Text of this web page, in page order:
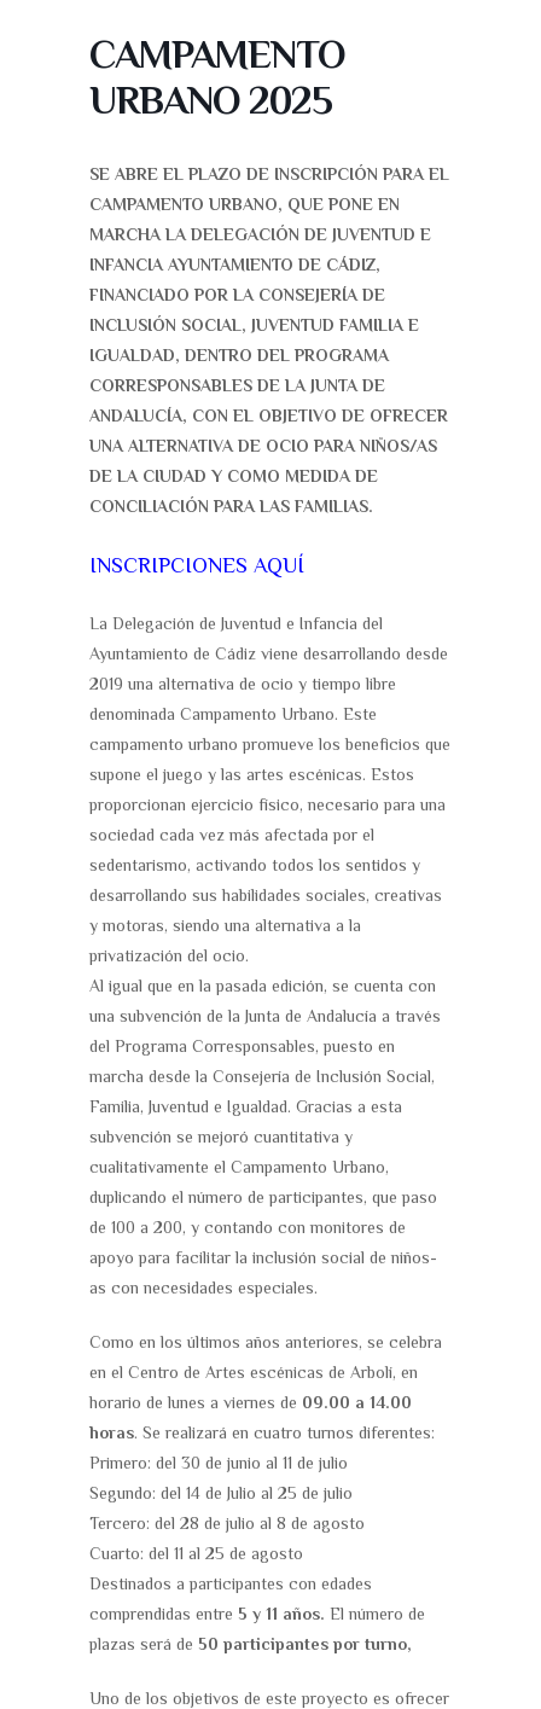
CAMPAMENTO
URBANO 2025
SE ABRE EL PLAZO DE INSCRIPCIÓN PARA EL
CAMPAMENTO URBANO, QUE PONE EN
MARCHA LA DELEGACIÓN DE JUVENTUD E
INFANCIA AYUNTAMIENTO DE CÁDIZ,
FINANCIADO POR LA CONSEJERÍA DE
INCLUSIÓN SOCIAL, JUVENTUD FAMILIA E
IGUALDAD, DENTRO DEL PROGRAMA
CORRESPONSABLES DE LA JUNTA DE
ANDALUCÍA, CON EL OBJETIVO DE OFRECER
UNA ALTERNATIVA DE OCIO PARA NIÑOS/AS
DE LA CIUDAD Y COMO MEDIDA DE
CONCILIACIÓN PARA LAS FAMILIAS.
INSCRIPCIONES AQUÍ
La Delegación de Juventud e Infancia del
Ayuntamiento de Cádiz viene desarrollando desde
2019 una alternativa de ocio y tiempo libre
denominada Campamento Urbano. Este
campamento urbano promueve los beneficios que
supone el juego y las artes escénicas. Estos
proporcionan ejercicio físico, necesario para una
sociedad cada vez más afectada por el
sedentarismo, activando todos los sentidos y
desarrollando sus habilidades sociales, creativas
y motoras, siendo una alternativa a la
privatización del ocio.
Al igual que en la pasada edición, se cuenta con
una subvención de la Junta de Andalucía a través
del Programa Corresponsables, puesto en
marcha desde la Consejería de Inclusión Social,
Familia, Juventud e Igualdad. Gracias a esta
subvención se mejoró cuantitativa y
cualitativamente el Campamento Urbano,
duplicando el número de participantes, que paso
de 100 a 200, y contando con monitores de
apoyo para facilitar la inclusión social de niños-
as con necesidades especiales.
Como en los últimos años anteriores, se celebra
en el Centro de Artes escénicas de Arbolí, en
horario de lunes a viernes de 09.00 a 14.00
horas. Se realizará en cuatro turnos diferentes:
Primero: del 30 de junio al 11 de julio
Segundo: del 14 de Julio al 25 de julio
Tercero: del 28 de julio al 8 de agosto
Cuarto: del 11 al 25 de agosto
Destinados a participantes con edades
comprendidas entre 5 y 11 años. El número de
plazas será de 50 participantes por turno,
Uno de los objetivos de este proyecto es ofrecer